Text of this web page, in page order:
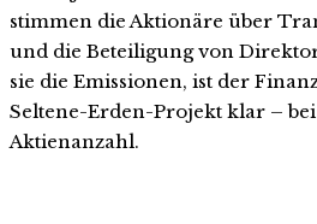
stimmen die Aktionäre über
und die Beteiligung von
sie die Emissionen, ist der
Seltene-Erden-Projekt klar –
Aktienanzahl.